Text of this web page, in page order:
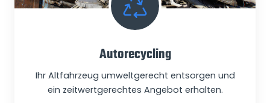
Autorecycling
Ihr Altfahrzeug umweltgerecht entsorgen und
ein zeitwertgerechtes Angebot erhalten.